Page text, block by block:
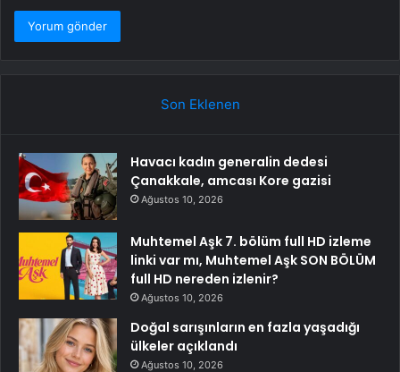
Son Eklenen
Havacı kadın generalin dedesi
Çanakkale, amcası Kore gazisi
Ağustos 10, 2026
Muhtemel Aşk 7. bölüm full HD izleme
linki var mı, Muhtemel Aşk SON BÖLÜM
full HD nereden izlenir?
Ağustos 10, 2026
Doğal sarışınların en fazla yaşadığı
ülkeler açıklandı
Ağustos 10, 2026